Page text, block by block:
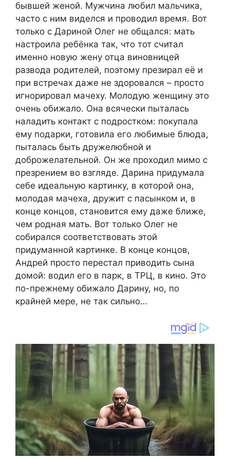
бывшей женой. Мужчина любил мальчика,
часто с ним виделся и проводил время. Вот
только с Дариной Олег не общался: мать
настроила ребёнка так, что тот считал
именно новую жену отца виновницей
развода родителей, поэтому презирал её и
при встречах даже не здоровался – просто
игнорировал мачеху. Молодую женщину это
очень обижало. Она всячески пыталась
наладить контакт с подростком: покупала
ему подарки, готовила его любимые блюда,
пыталась быть дружелюбной и
доброжелательной. Он же проходил мимо с
презрением во взгляде. Дарина придумала
себе идеальную картинку, в которой она,
молодая мачеха, дружит с пасынком и, в
конце концов, становится ему даже ближе,
чем родная мать. Вот только Олег не
собирался соответствовать этой
придуманной картинке. В конце концов,
Андрей просто перестал приводить сына
домой: водил его в парк, в ТРЦ, в кино. Это
по-прежнему обижало Дарину, но, по
крайней мере, не так сильно…